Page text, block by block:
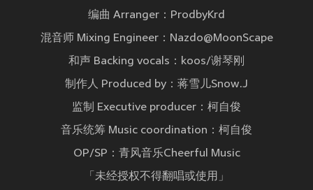
编曲 Arranger：ProdbyKrd
混音师 Mixing Engineer：Nazdo@MoonScape
和声 Backing vocals：koos/谢琴刚
制作人 Produced by：蒋雪儿Snow.J
监制 Executive producer：柯自俊
音乐统筹 Music coordination：柯自俊
OP/SP：青风音乐Cheerful Music
「未经授权不得翻唱或使用」